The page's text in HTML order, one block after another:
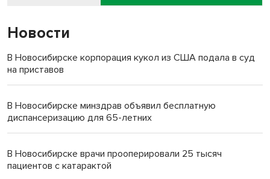
Новости
В Новосибирске корпорация кукол из США подала в суд
на приставов
В Новосибирске минздрав объявил бесплатную
диспансеризацию для 65-летних
В Новосибирске врачи прооперировали 25 тысяч
пациентов с катарактой